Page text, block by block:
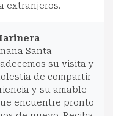
extranjeros.
Santa
su visita y
de compartir
y su amable
encuentre pronto